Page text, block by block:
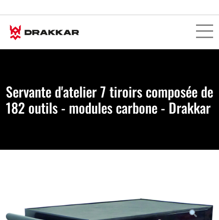
Servante d'atelier 7 tiroirs composée de
182 outils - modules carbone - Drakkar